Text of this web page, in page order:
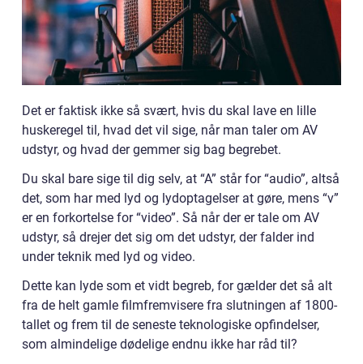
Det er faktisk ikke så svært, hvis du skal lave en lille
huskeregel til, hvad det vil sige, når man taler om AV
udstyr, og hvad der gemmer sig bag begrebet.
Du skal bare sige til dig selv, at “A” står for “audio”, altså
det, som har med lyd og lydoptagelser at gøre, mens “v”
er en forkortelse for “video”. Så når der er tale om AV
udstyr, så drejer det sig om det udstyr, der falder ind
under teknik med lyd og video.
Dette kan lyde som et vidt begreb, for gælder det så alt
fra de helt gamle filmfremvisere fra slutningen af 1800-
tallet og frem til de seneste teknologiske opfindelser,
som almindelige dødelige endnu ikke har råd til?